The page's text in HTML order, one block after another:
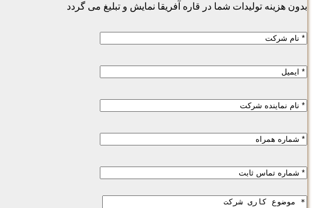
بدون هزینه تولیدات شما در قاره آفریقا نمایش و تبلیغ می گردد